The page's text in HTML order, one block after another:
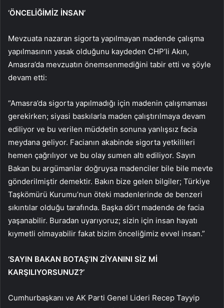
‘ÖNCELİĞİMİZ İNSAN’
Mevzuata nazaran sigorta yapılmayan madende çalışma
yapılmasının yasak olduğunu kaydeden CHP’li Akın,
Amasra’da mevzuatın önemsenmediğini tabir etti ve şöyle
devam etti:
“Amasra’da sigorta yapılmadığı için madenin çalışmaması
gerekirken; siyasi baskılarla maden çalıştırılmaya devam
ediliyor ve bu verilen müddetin sonuna yanlışsız facia
meydana geliyor. Facianın akabinde sigorta yetkilileri
hemen çağrılıyor ve bu olay sumen altı ediliyor. Sayın
Bakan bu argümanlar doğruysa madenciler bile bile mevte
gönderilmiştir demektir. Bakın bize gelen bilgiler; Türkiye
Taşkömürü Kurumu’nun öteki madenlerinde de benzeri
sıkıntılar olduğu tarafında. Başka dört madende de facia
yaşanabilir. Buradan uyarıyoruz; sizin için insan hayatı
kıymetli olmayabilir fakat bizim önceliğimiz evvel insan.”
‘SAYIN BAKAN BOTAŞ’IN ZİYANINI SİZ Mİ
KARŞILIYORSUNUZ?’
Cumhurbaşkanı ve AK Parti Genel Lideri Recep Tayyip